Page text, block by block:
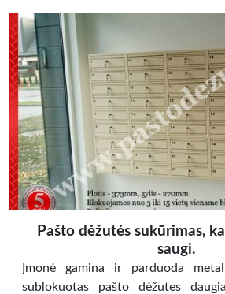
Pašto dėžutės sukūrimas,
saugi.
Įmonė gamina ir parduoda
sublokuotas pašto dėžutes